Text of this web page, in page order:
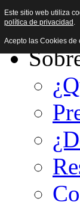
Este sitio web utiliza
política de privacidad .
Acepto las Cookies de